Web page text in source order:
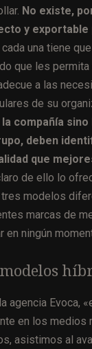
No existe,
y exportable
cada una tiene
que les permita
a las
de su
compañía
deben
que
de ello lo
modelos
marcas de
ningún
agencia Evoca,
en los medios
asistimos al